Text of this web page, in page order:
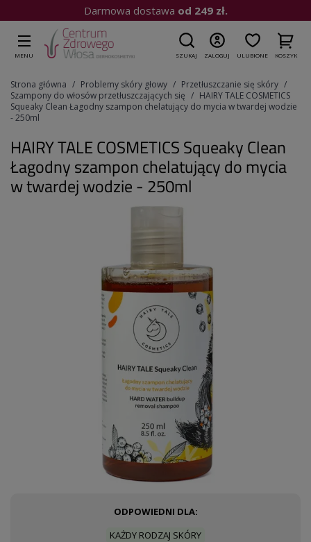
Kup do 15:00| Wysyłka dziś
MENU SZUKAJ ZALOGUJ ULUBIONE KOSZYK
Strona główna Problemy skóry głowy
Przetłuszczanie się skóry
Szampony do włosów przetłuszczających się
HAIRY TALE COSMETICS
Squeaky Clean Łagodny szampon chelatujący do mycia w twardej wodzie
- 250ml
HAIRY TALE COSMETICS Squeaky Clean
Łagodny szampon chelatujący do mycia
w twardej wodzie - 250ml
ODPOWIEDNI DLA:
KAŻDY RODZAJ SKÓRY